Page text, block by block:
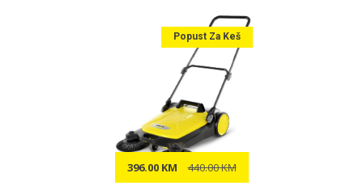
Popust Za Keš
396.00 KM 440.00 KM